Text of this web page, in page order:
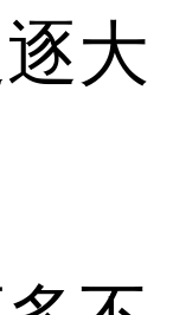
大